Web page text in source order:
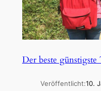
Der beste günstigste
Veröffentlicht:10.